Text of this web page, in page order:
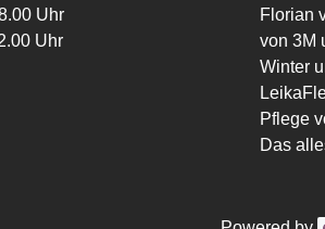
Uhr
Uhr
Florian
von 3M
Winter
Pflege
Das